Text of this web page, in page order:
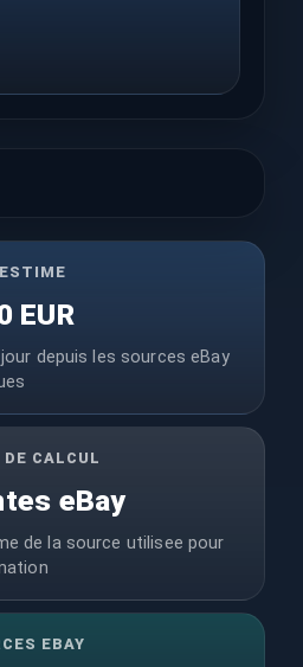
EUR
depuis les sources eBay
DE CALCUL
eBay
de la source utilisee pour
EBAY